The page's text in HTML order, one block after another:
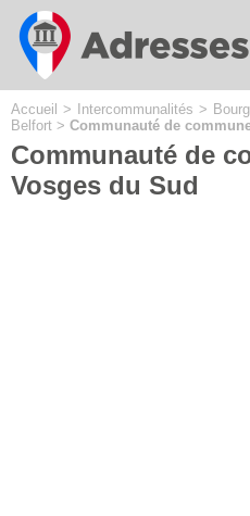
Accueil > Intercommunalités >
Belfort > Communauté de
Communauté de
Vosges du Sud
Cookies management panel